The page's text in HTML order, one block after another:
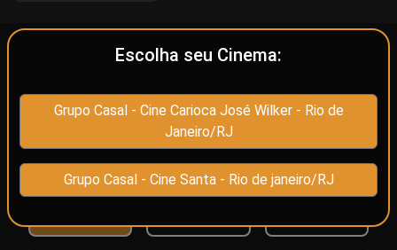
Programação deCine Carioca José Wilker
VALOR DOS INGRESSOS
Hoje
Amanhã
Domingo
Escolha seu Cinema:
Grupo Casal - Cine Carioca José Wilker - Rio de
Janeiro/RJ
Grupo Casal - Cine Santa - Rio de janeiro/RJ